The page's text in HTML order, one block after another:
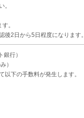
。
。
後2日から5日程度になります。
行）
）
以下の手数料が発生します。